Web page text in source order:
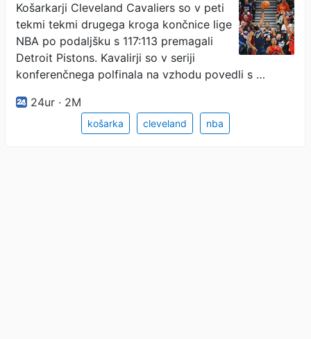
Košarkarji Cleveland Cavaliers so v peti
tekmi tekmi drugega kroga končnice lige
NBA po podaljšku s 117:113 premagali
Detroit Pistons. Kavalirji so v seriji
konferenčnega polfinala na vzhodu povedli s …
24ur · 2M
košarka cleveland nba